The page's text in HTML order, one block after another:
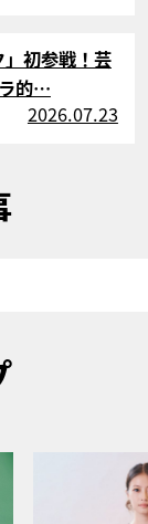
初参戦！芸
的…
2026.07.23